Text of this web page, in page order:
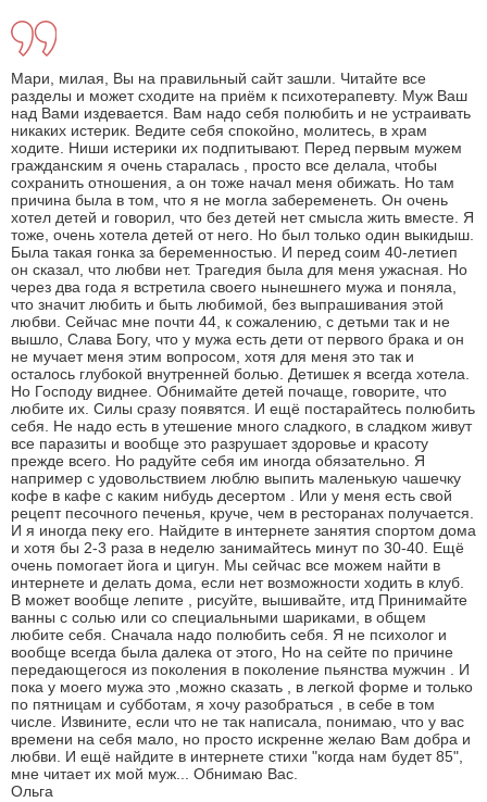
Мари, милая, Вы на правильный сайт зашли. Читайте все
разделы и может сходите на приём к психотерапевту. Муж Ваш
над Вами издевается. Вам надо себя полюбить и не устраивать
никаких истерик. Ведите себя спокойно, молитесь, в храм
ходите. Ниши истерики их подпитывают. Перед первым мужем
гражданским я очень старалась , просто все делала, чтобы
сохранить отношения, а он тоже начал меня обижать. Но там
причина была в том, что я не могла забеременеть. Он очень
хотел детей и говорил, что без детей нет смысла жить вместе. Я
тоже, очень хотела детей от него. Но был только один выкидыш.
Была такая гонка за беременностью. И перед соим 40-летиеп
он сказал, что любви нет. Трагедия была для меня ужасная. Но
через два года я встретила своего нынешнего мужа и поняла,
что значит любить и быть любимой, без выпрашивания этой
любви. Сейчас мне почти 44, к сожалению, с детьми так и не
вышло, Слава Богу, что у мужа есть дети от первого брака и он
не мучает меня этим вопросом, хотя для меня это так и
осталось глубокой внутренней болью. Детишек я всегда хотела.
Но Господу виднее. Обнимайте детей почаще, говорите, что
любите их. Силы сразу появятся. И ещё постарайтесь полюбить
себя. Не надо есть в утешение много сладкого, в сладком живут
все паразиты и вообще это разрушает здоровье и красоту
прежде всего. Но радуйте себя им иногда обязательно. Я
например с удовольствием люблю выпить маленькую чашечку
кофе в кафе с каким нибудь десертом . Или у меня есть свой
рецепт песочного печенья, круче, чем в ресторанах получается.
И я иногда пеку его. Найдите в интернете занятия спортом дома
и хотя бы 2-3 раза в неделю занимайтесь минут по 30-40. Ещё
очень помогает йога и цигун. Мы сейчас все можем найти в
интернете и делать дома, если нет возможности ходить в клуб.
В может вообще лепите , рисуйте, вышивайте, итд Принимайте
ванны с солью или со специальными шариками, в общем
любите себя. Сначала надо полюбить себя. Я не психолог и
вообще всегда была далека от этого, Но на сейте по причине
передающегося из поколения в поколение пьянства мужчин . И
пока у моего мужа это ,можно сказать , в легкой форме и только
по пятницам и субботам, я хочу разобраться , в себе в том
числе. Извините, если что не так написала, понимаю, что у вас
времени на себя мало, но просто искренне желаю Вам добра и
любви. И ещё найдите в интернете стихи "когда нам будет 85",
мне читает их мой муж... Обнимаю Вас.
Ольга